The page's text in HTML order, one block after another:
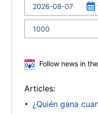
Follow news in the
Articles:
¿Quién gana